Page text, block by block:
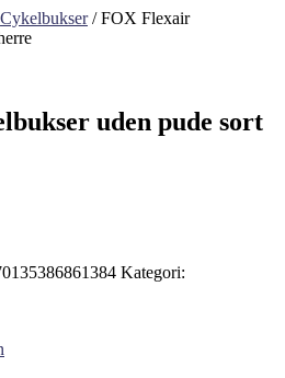
Cykelbukser/ FOX Flexair
uden pude sort
Kategori: